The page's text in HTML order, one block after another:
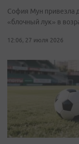
София Мун привезла
«блочный лук» в
12:06, 27 июля 2026